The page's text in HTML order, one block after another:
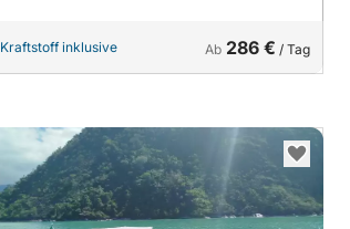
Kraftstoff inklusive Ab 286 € / Tag